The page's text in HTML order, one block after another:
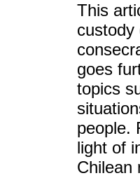
This
custody
goes
topics
people.
light of
Chilean